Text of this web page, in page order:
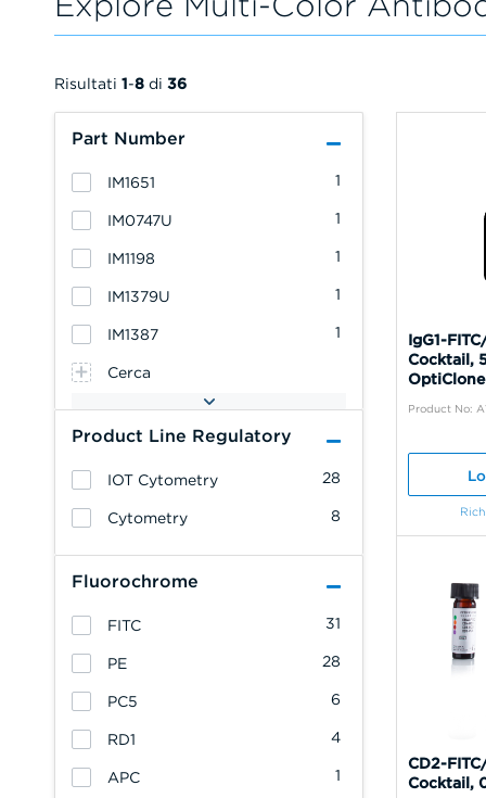
Part Number
1
IM1651
1
IM0747U
1
IM1198
1
IM1379U
1
IM1387
Cerca
Product Line Regulatory
28
IOT Cytometry
8
Cytometry
Fluorochrome
31
FITC
28
PE
6
PC5
4
RD1
1
APC
Risultati 1-8 di 36
IgG1-
Cocktail,
OptiClone
Product No:
CD2-
Cocktail,